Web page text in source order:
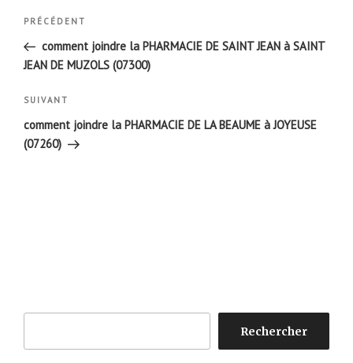
Navigation
l’article
Article
précédent
PRÉCÉDENT
comment joindre la PHARMACIE DE SAINT JEAN à SAINT
JEAN DE MUZOLS (07300)
Article
suivant
SUIVANT
comment joindre la PHARMACIE DE LA BEAUME à JOYEUSE
(07260)
Rechercher